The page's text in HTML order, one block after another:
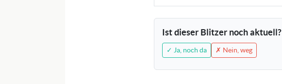
Ist dieser Blitzer noch aktuell?
✓ Ja, noch da ✗ Nein, weg